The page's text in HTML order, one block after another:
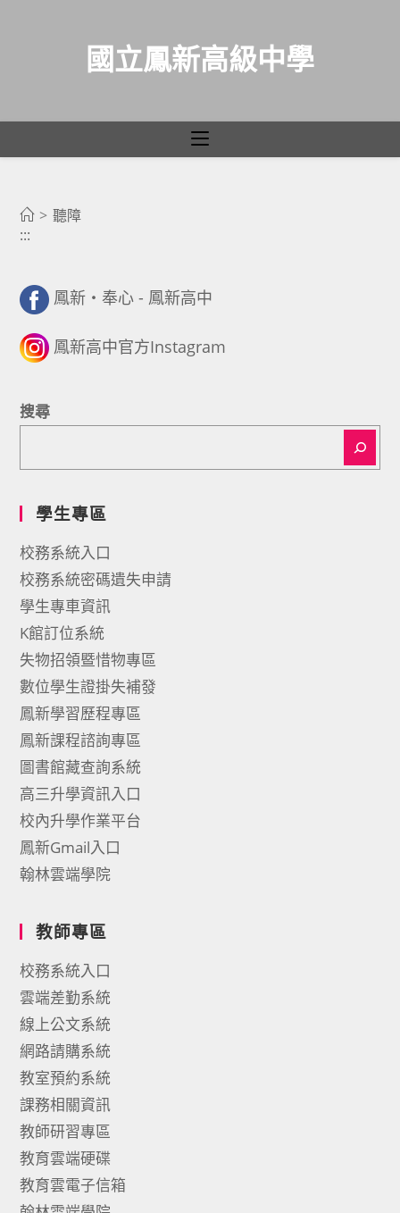
國立鳳新高級中學
> 聽障
:::
鳳新・奉心 - 鳳新高中
鳳新高中官方Instagram
搜尋
學生專區
校務系統入口
校務系統密碼遺失申請
學生專車資訊
K館訂位系統
失物招領暨惜物專區
數位學生證掛失補發
鳳新學習歷程專區
鳳新課程諮詢專區
圖書館藏查詢系統
高三升學資訊入口
校內升學作業平台
鳳新Gmail入口
翰林雲端學院
教師專區
校務系統入口
雲端差勤系統
線上公文系統
網路請購系統
教室預約系統
課務相關資訊
教師研習專區
教育雲端硬碟
教育雲電子信箱